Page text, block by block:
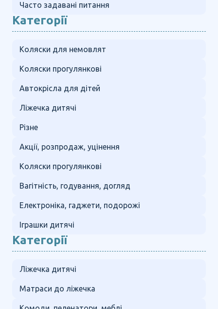
Часто задавані питання
Категорії
Коляски для немовлят
Коляски прогулянкові
Автокрісла для дітей
Ліжечка дитячі
Різне
Акції, розпродаж, уцінення
Коляски прогулянкові
Вагітність, годування, догляд
Електроніка, гаджети, подорожі
Іграшки дитячі
Категорії
Ліжечка дитячі
Матраси до ліжечка